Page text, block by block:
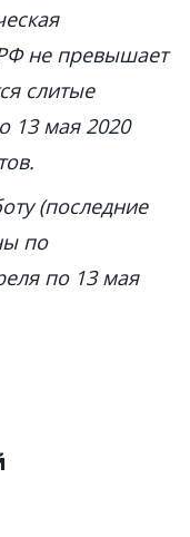
не превышает
слитые
13 мая 2020
(последние
по
по 13 мая